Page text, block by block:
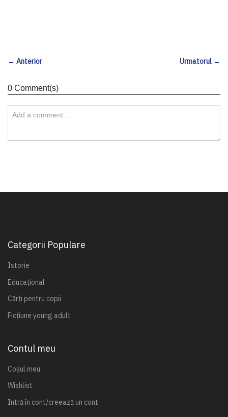
← Anterior Urmatorul →
0 Comment(s)
Categorii Populare
Istorie
Educațional
Cărți pentru copii
Ficțiune young adult
Contul meu
Coșul meu
Wishlist
Intră în cont/creează un cont